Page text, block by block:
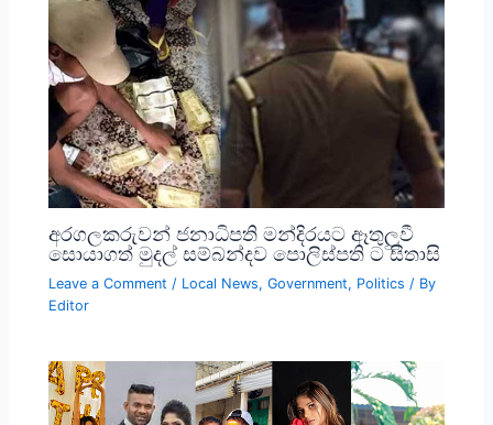
අරගලකරුවන් ජනාධිපති මන්දිරයට ඈතුලුවී
සොයාගත් මුදල් සම්බන්දව පොලිස්පති ට සිතාසි
Leave a Comment / Local News,Government, Politics / By
Editor